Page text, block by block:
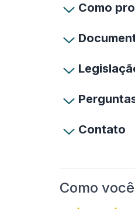
Como
Contato
Como